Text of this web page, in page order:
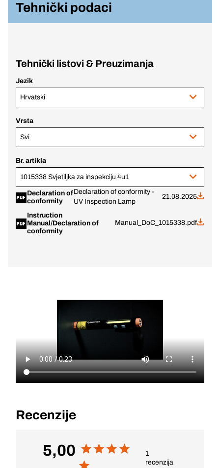
Tehnički podaci
Tehnički listovi & Preuzimanja
Jezik
Hrvatski
Vrsta
Svi
Br. artikla
1015338 Svjetiljka za inspekciju 4u1
Declaration of
conformity
Declaration of conformity -
UV Inspection Lamp
21.08.2025
Instruction
Manual/Declaration of
conformity
Manual_DoC_1015338.pdf
Recenzije
5,00
1
recenzija